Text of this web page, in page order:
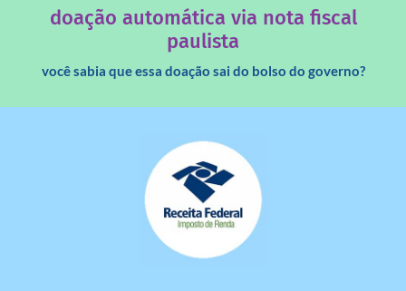
doação automática via nota fiscal
paulista
você sabia que essa doação sai do bolso do governo?
dinheiro deixa de ir para o governo?
saiba mais